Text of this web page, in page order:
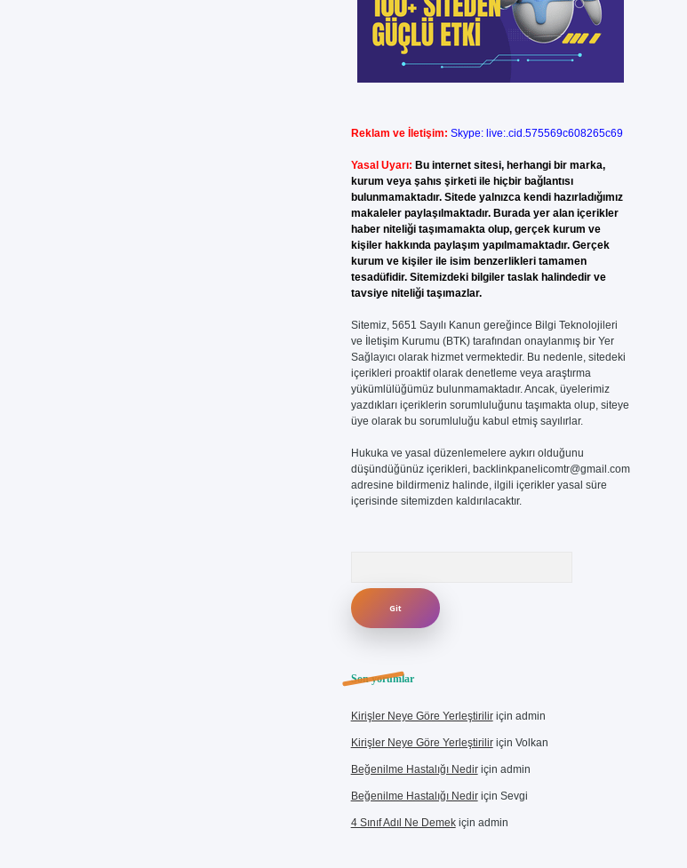
Reklam ve İletişim: Skype: live:.cid.575569c608265c69
Yasal Uyarı: Bu internet sitesi, herhangi bir marka,
kurum veya şahıs şirketi ile hiçbir bağlantısı
bulunmamaktadır. Sitede yalnızca kendi hazırladığımız
makaleler paylaşılmaktadır. Burada yer alan içerikler
haber niteliği taşımamakta olup, gerçek kurum ve
kişiler hakkında paylaşım yapılmamaktadır. Gerçek
kurum ve kişiler ile isim benzerlikleri tamamen
tesadüfidir. Sitemizdeki bilgiler taslak halindedir ve
tavsiye niteliği taşımazlar.
Sitemiz, 5651 Sayılı Kanun gereğince Bilgi Teknolojileri
ve İletişim Kurumu (BTK) tarafından onaylanmış bir Yer
Sağlayıcı olarak hizmet vermektedir. Bu nedenle, sitedeki
içerikleri proaktif olarak denetleme veya araştırma
yükümlülüğümüz bulunmamaktadır. Ancak, üyelerimiz
yazdıkları içeriklerin sorumluluğunu taşımakta olup, siteye
üye olarak bu sorumluluğu kabul etmiş sayılırlar.
Hukuka ve yasal düzenlemelere aykırı olduğunu
düşündüğünüz içerikleri, backlinkpanelicomtr@gmail.com
adresine bildirmeniz halinde, ilgili içerikler yasal süre
içerisinde sitemizden kaldırılacaktır.
Son yorumlar
Kirişler Neye Göre Yerleştiriliriçin admin
Kirişler Neye Göre Yerleştiriliriçin Volkan
Beğenilme Hastalığı Nediriçin admin
Beğenilme Hastalığı Nediriçin Sevgi
4 Sınıf Adıl Ne Demekiçin admin